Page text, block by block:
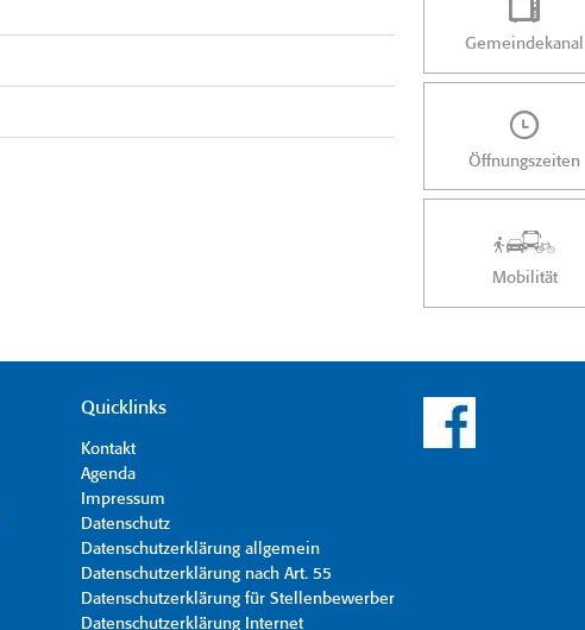
Gemeindekanal
Öffnungszeiten
Mobilität
Quicklinks
Kontakt
Agenda
Impressum
Datenschutz
Datenschutzerklärung allgemein
Datenschutzerklärung nach Art. 55
Datenschutzerklärung für Stellenbewerber
Datenschutzerklärung Internet